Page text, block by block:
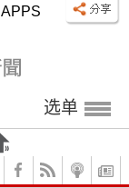
APPS
选单